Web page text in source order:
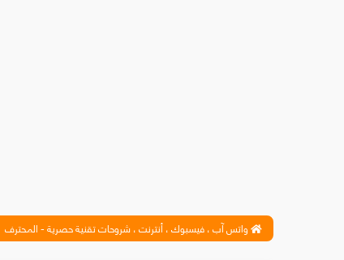
واتس آب ، فيسبوك ، أنترنت ، شروحات تقنية حصرية - المحترف